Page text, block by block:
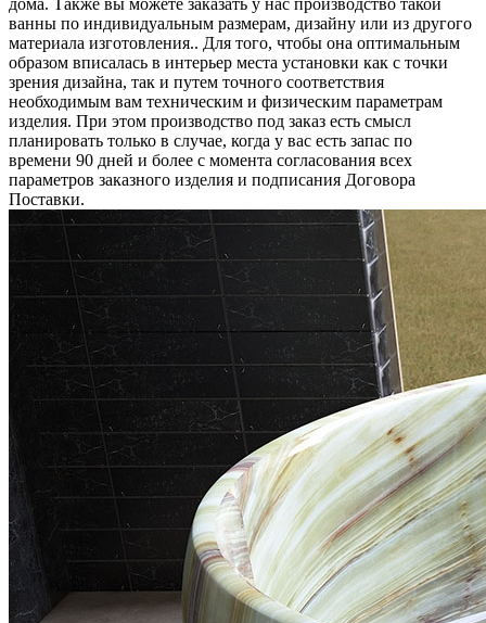
дома. Также вы можете заказать у нас производство такой
ванны по индивидуальным размерам, дизайну или из другого
материала изготовления.. Для того, чтобы она оптимальным
образом вписалась в интерьер места установки как с точки
зрения дизайна, так и путем точного соответствия
необходимым вам техническим и физическим параметрам
изделия. При этом производство под заказ есть смысл
планировать только в случае, когда у вас есть запас по
времени 90 дней и более с момента согласования всех
параметров заказного изделия и подписания Договора
Поставки.